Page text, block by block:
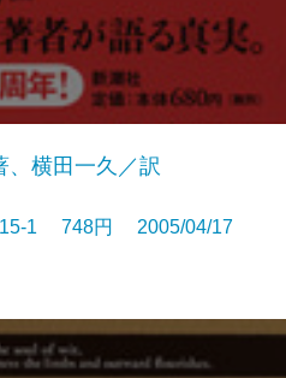
、横田一久／訳
1 748円 2005/04/17